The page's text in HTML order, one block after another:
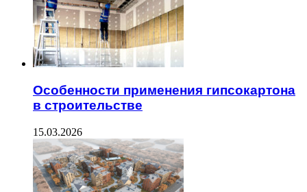
Особенности применения гипсокартона
в строительстве
15.03.2026